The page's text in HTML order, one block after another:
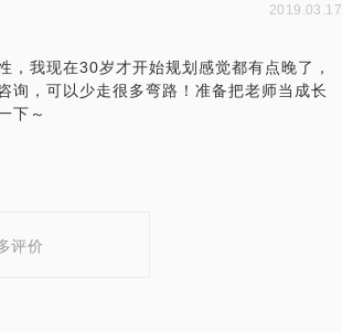
2019.03.17
我现在30岁才开始规划感觉都有点晚了，
询，可以少走很多弯路！准备把老师当成长
下～
评价